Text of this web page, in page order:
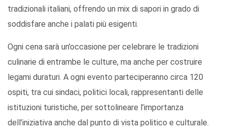
tradizionali italiani, offrendo un mix di sapori in grado di
soddisfare anche i palati più esigenti.
Ogni cena sarà un’occasione per celebrare le tradizioni
culinarie di entrambe le culture, ma anche per costruire
legami duraturi. A ogni evento parteciperanno circa 120
ospiti, tra cui sindaci, politici locali, rappresentanti delle
istituzioni turistiche, per sottolineare l’importanza
dell’iniziativa anche dal punto di vista politico e culturale.